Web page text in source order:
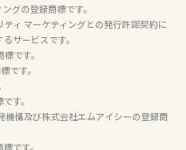
グの登録商標です。
ィ マーケティングとの発行許諾契約に
サービスです。
です。
です。
す。
構及び株式会社エムアイシーの登録商
です。